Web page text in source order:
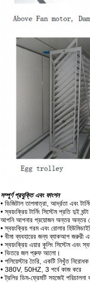
সম্পূর্ণ প্রযুক্তি এবং ফাংশন
• ডিজিটাল তাপমাত্রা, আর্দ্রতা এবং
• স্বয়ংক্রিয় টার্নিং সিস্টেম প্রতি দুই
আপনি আপনার প্রয়োজন অন্তর অন্তর
• স্বয়ংক্রিয় গরম এবং রোলার
• বীমা ব্যবহারের জন্য ব্যাকআপ জরুরী
• স্বয়ংক্রিয় এয়ার কুলিং সিস্টেম এবং
• ভিতরে জল প্রুফ আলো।
• পলিয়েস্টার তৈরি, একটি নিখুঁত নিরোধক
• 380V, 50HZ, 3 পর্বে কাজ করে
• ট্রলির ডিম-ফ্রেমটি সহজেই